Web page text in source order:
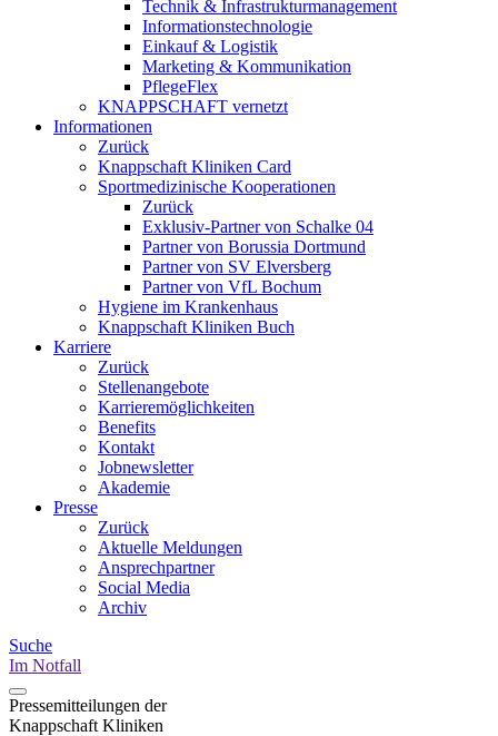
Technik & Infrastrukturmanagement
Informationstechnologie
Einkauf & Logistik
Marketing & Kommunikation
PflegeFlex
KNAPPSCHAFT vernetzt
Informationen
Zurück
Knappschaft Kliniken Card
Sportmedizinische Kooperationen
Zurück
Exklusiv-Partner von Schalke 04
Partner von Borussia Dortmund
Partner von SV Elversberg
Partner von VfL Bochum
Hygiene im Krankenhaus
Knappschaft Kliniken Buch
Karriere
Zurück
Stellenangebote
Karrieremöglichkeiten
Benefits
Kontakt
Jobnewsletter
Akademie
Presse
Zurück
Aktuelle Meldungen
Ansprechpartner
Social Media
Archiv
Suche
Im Notfall
Pressemitteilungen der
Knappschaft Kliniken